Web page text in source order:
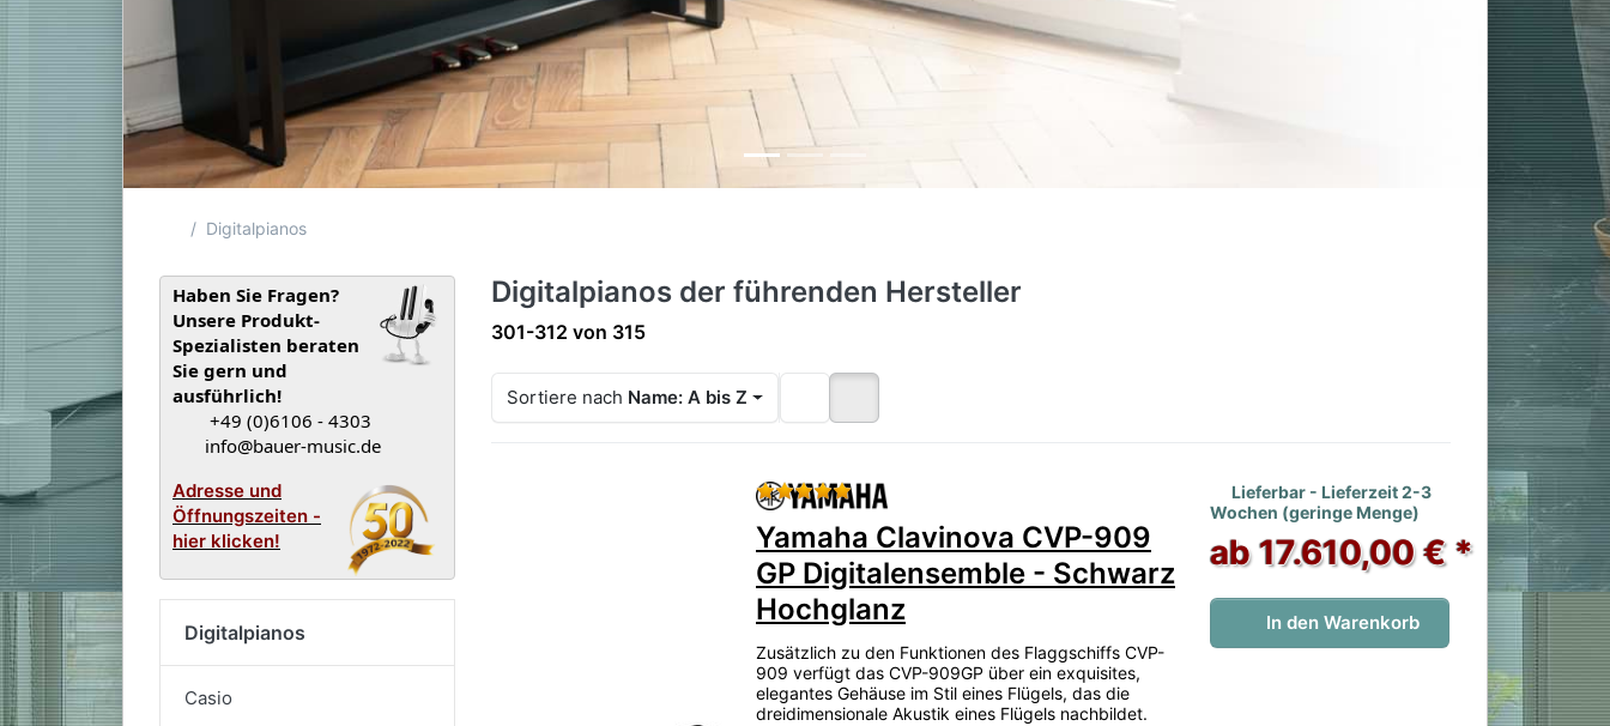
Startseite
Digitalpianos
Haben Sie Fragen?
Unsere Produkt-
Spezialisten beraten
Sie gern und
ausführlich!
+49 (0)6106 - 4303
info@bauer-music.de
Adresse und
Öffnungszeiten -
hier klicken!
Digitalpianos
Casio
Digitalpianos der führenden Hersteller
Suchergebnisse:
301-312 von 315
Sortiere nach Name: A bis Z
Bewertung: 5 von 5 Sternen. 1 Bewertung.
Yamaha Clavinova CVP-909
GP Digitalensemble - Schwarz
Hochglanz
Zusätzlich zu den Funktionen des Flaggschiffs CVP-
909 verfügt das CVP-909GP über ein exquisites,
elegantes Gehäuse im Stil eines Flügels, das die
dreidimensionale Akustik eines Flügels nachbildet.
Lieferbar - Lieferzeit 2-3
Wochen (geringe Menge)
ab 17.610,00 € *
In den Warenkorb